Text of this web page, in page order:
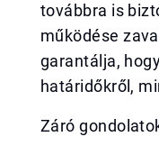
továbbra is
működése
garantálja,
határidőkről,
Záró